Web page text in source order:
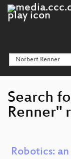
Search
Renner"
Robotics: